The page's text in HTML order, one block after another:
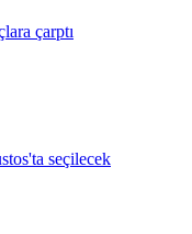
çarptı
seçilecek